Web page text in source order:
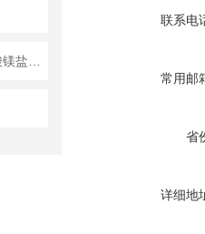
联系电
常用邮
省
详细地